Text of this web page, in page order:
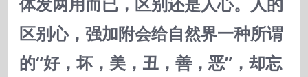
区别心，强加附会给自然界一种所谓
的“好，坏，美，丑，善，恶”，却忘